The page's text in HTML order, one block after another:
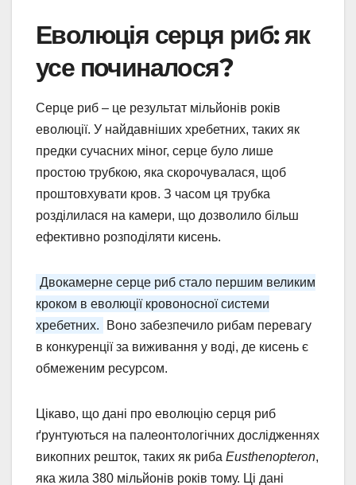
Еволюція серця риб: як
усе починалося?
Серце риб – це результат мільйонів років
еволюції. У найдавніших хребетних, таких як
предки сучасних міног, серце було лише
простою трубкою, яка скорочувалася, щоб
проштовхувати кров. З часом ця трубка
розділилася на камери, що дозволило більш
ефективно розподіляти кисень.
Двокамерне серце риб стало першим великим
кроком в еволюції кровоносної системи
хребетних.
Воно забезпечило рибам перевагу
в конкуренції за виживання у воді, де кисень є
обмеженим ресурсом.
Цікаво, що дані про еволюцію серця риб
ґрунтуються на палеонтологічних дослідженнях
викопних решток, таких як риба Eusthenopteron,
яка жила 380 мільйонів років тому. Ці дані